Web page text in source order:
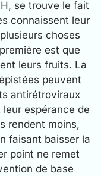
se trouve le fait
connaissent leur
choses
est que
leurs fruits. La
peuvent
antirétroviraux
espérance de
rendent moins,
faisant baisser la
point ne remet
de base